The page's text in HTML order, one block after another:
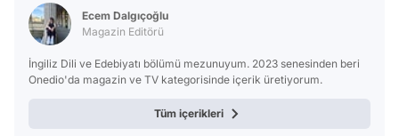
Ecem Dalgıçoğlu
Magazin Editörü
İngiliz Dili ve Edebiyatı bölümü mezunuyum. 2023 senesinden beri
Onedio'da magazin ve TV kategorisinde içerik üretiyorum.
Tüm içerikleri